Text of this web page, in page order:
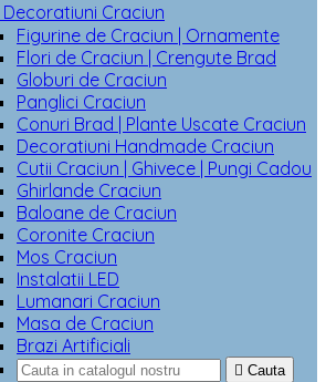
Decoratiuni Craciun
Figurine de Craciun | Ornamente
Flori de Craciun | Crengute Brad
Globuri de Craciun
Panglici Craciun
Conuri Brad | Plante Uscate Craciun
Decoratiuni Handmade Craciun
Cutii Craciun | Ghivece | Pungi Cadou
Ghirlande Craciun
Baloane de Craciun
Coronite Craciun
Mos Craciun
Instalatii LED
Lumanari Craciun
Masa de Craciun
Brazi Artificiali
 Cauta